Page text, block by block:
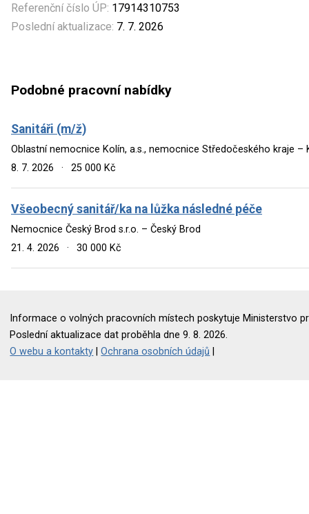
Referenční číslo ÚP: 17914310753
Poslední aktualizace: 7. 7. 2026
Podobné pracovní nabídky
Sanitáři (m/ž)
Oblastní nemocnice Kolín, a.s., nemocnice Středočeského kraje –
8. 7. 2026
· 25 000 Kč
Všeobecný sanitář/ka na lůžka následné péče
Nemocnice Český Brod s.r.o. – Český Brod
21. 4. 2026
· 30 000 Kč
Informace o volných pracovních místech poskytuje Ministerstvo
Poslední aktualizace dat proběhla dne 9. 8. 2026.
O webu a kontakty |Ochrana osobních údajů